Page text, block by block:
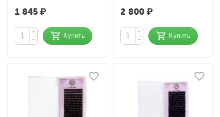
1 845₽
+
−
Купить
2 800₽
+
−
Купить